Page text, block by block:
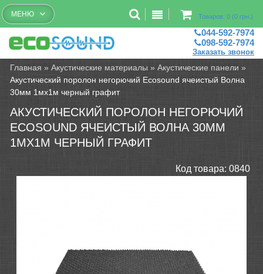
Бесплатный рассчет помещений
Товаров: 0 (0 грн.)
МЕНЮ
044-592-7974
098-592-7974
Заказать звонок
Главная »Акустические материалы »Акустические панели »
Акустический поролон негорючий Ecosound ячеистый Волна
30мм 1мх1м черный графит
АКУСТИЧЕСКИЙ ПОРОЛОН НЕГОРЮЧИЙ
ECOSOUND ЯЧЕИСТЫЙ ВОЛНА 30ММ
1МХ1М ЧЕРНЫЙ ГРАФИТ
Код товара: 0840